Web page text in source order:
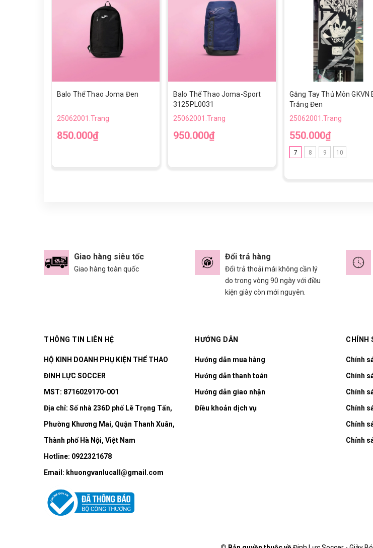
Balo Thể Thao Joma Đen
25062001.Trang
850.000₫
Balo Thể Thao Joma-Sport
3125PL0031
25062001.Trang
950.000₫
Găng Tay Thủ Môn GKVN
Trắng Đen
25062001.Trang
550.000₫
7 8 9 10
Giao hàng siêu tốc
Giao hàng toàn quốc
Đổi trả hàng
Đổi trả thoải mái không cần lý
do trong vòng 90 ngày với điều
kiện giày còn mới nguyên.
THÔNG TIN LIÊN HỆ
HỘ KINH DOANH PHỤ KIỆN THỂ THAO
ĐINH LỰC SOCCER
MST: 8716029170-001
Địa chỉ: Số nhà 236D phố Lê Trọng Tấn,
Phường Khương Mai, Quận Thanh Xuân,
Thành phố Hà Nội, Việt Nam
Hotline: 0922321678
Email: khuongvanlucall@gmail.com
HƯỚNG DẪN
Hướng dẫn mua hàng
Hướng dẫn thanh toán
Hướng dẫn giao nhận
Điều khoản dịch vụ
CHÍNH
Chính
Chính
Chính
Chính
Chính
Chính